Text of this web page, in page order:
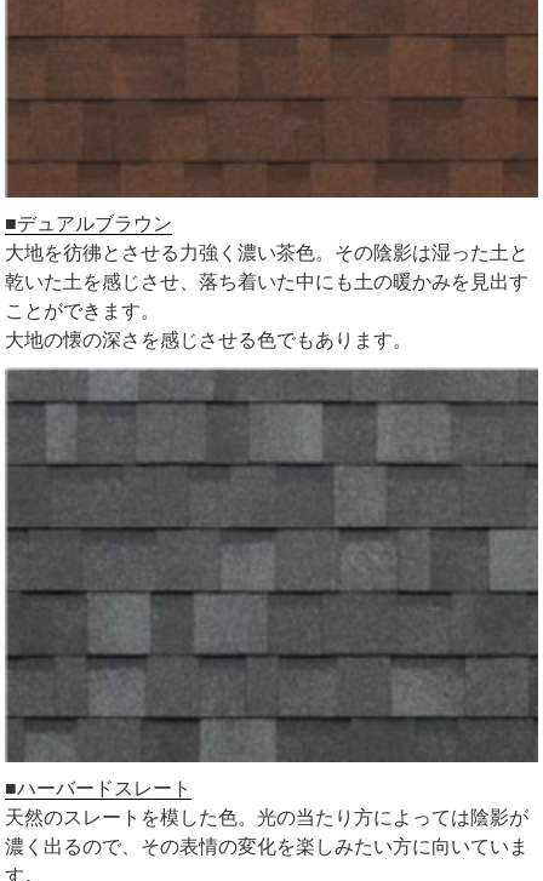
■デュアルブラウン
大地を彷彿とさせる力強く濃い茶色。その陰影は湿った土と
乾いた土を感じさせ、落ち着いた中にも土の暖かみを見出す
ことができます。
大地の懐の深さを感じさせる色でもあります。
■ハーバードスレート
天然のスレートを模した色。光の当たり方によっては陰影が
濃く出るので、その表情の変化を楽しみたい方に向いていま
す。